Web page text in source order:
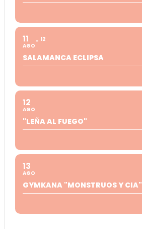
11
AGO
12
SALAMANCA ECLIPSA
12
AGO
"LEÑA AL FUEGO"
13
AGO
GYMKANA "MONSTRUOS Y CIA"